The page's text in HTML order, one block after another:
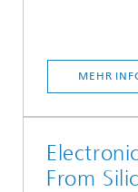
MEHR
From